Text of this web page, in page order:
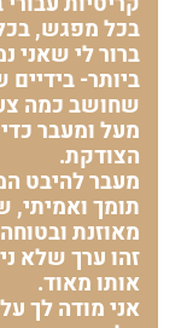
בכל מפגש,
ברור לי שאני
ביותר-
שחושב כמה
מעל ומעבר
הצודקת.
מעבר להיבט
תומך
מאוזנת
זהו ערך שלא
אותו מאוד.
אני מודה לך